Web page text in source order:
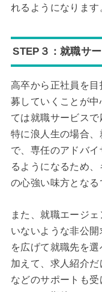
れるようになります
STEP３：就職サ
高卒から正社員を
募していくことが
ては就職サービスで
特に浪人生の場合
で、専任のアドバ
るようになるため
の心強い味方となる
また、就職エージ
いないような非公
を広げて就職先を選
加えて、求人紹介
などのサポートも